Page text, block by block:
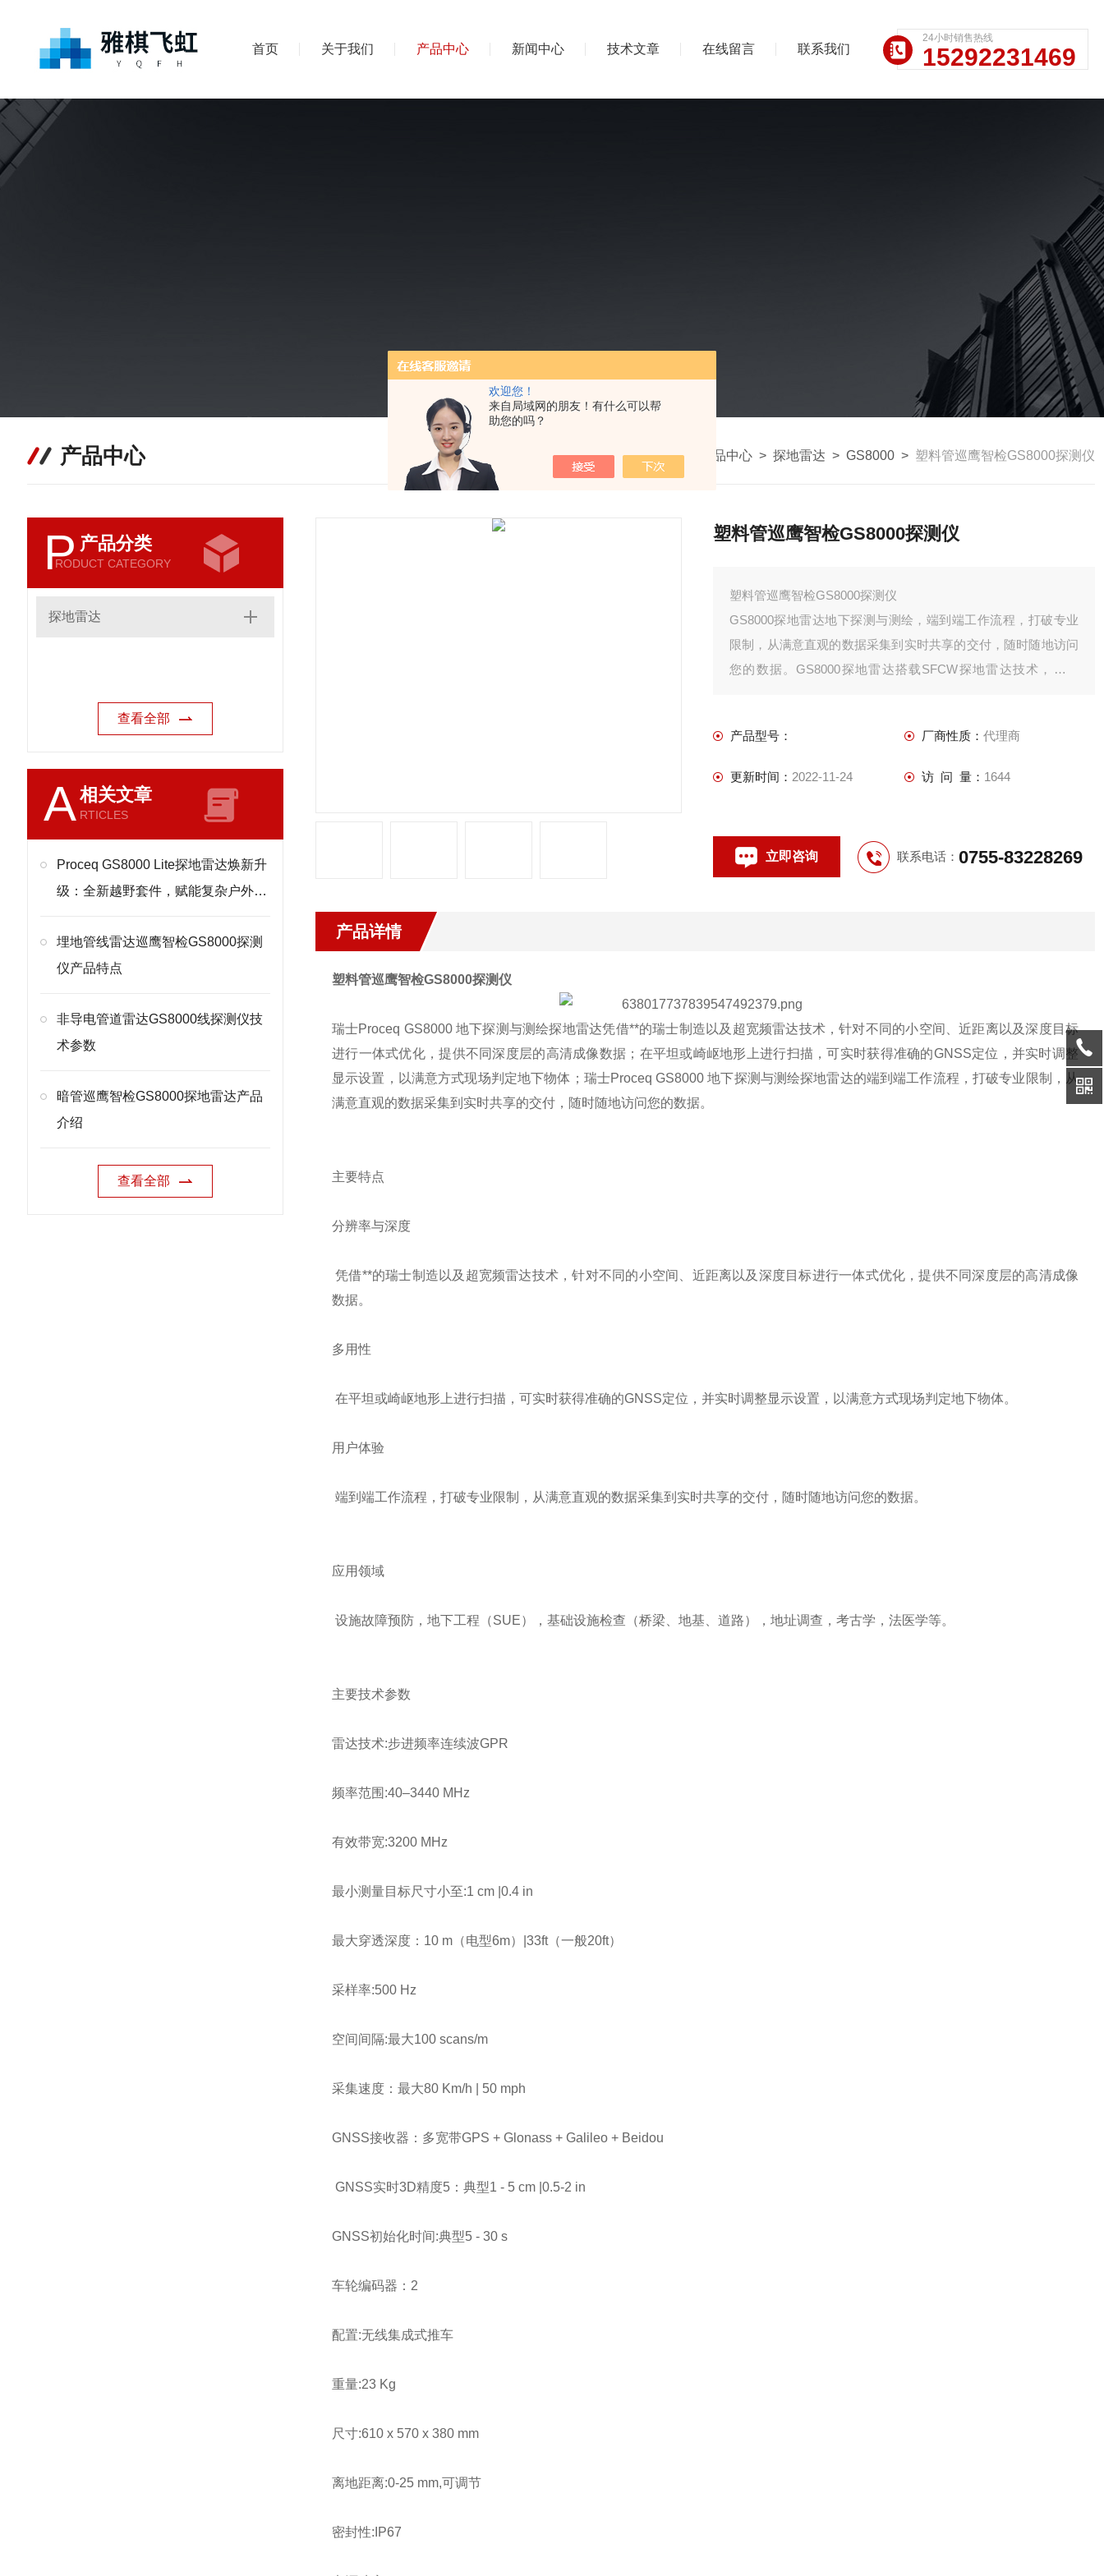
欢迎您！
来自局域网的朋友！有什么可以帮
助您的吗？
首页 关于我们 产品中心 新闻中心 技术文章 在线留言 联系我们
24小时销售热线
15292231469
产品中心 我的位置：首页> 产品中心 > 探地雷达 > GS8000 > 塑料管巡鹰智检GS8000探测仪
P 产品分类
RODUCT CATEGORY
探地雷达
查看全部
A相关文章
RTICLES
Proceq GS8000 Lite探地雷达焕新升
级：全新越野套件，赋能复杂户外地
埋地管线雷达巡鹰智检GS8000探测
仪产品特点
非导电管道雷达GS8000线探测仪技
术参数
暗管巡鹰智检GS8000探地雷达产品
介绍
查看全部
塑料管巡鹰智检GS8000探测仪
塑料管巡鹰智检GS8000探测仪
GS8000探地雷达地下探测与测绘，端到端工作流程，打破专业
限制，从满意直观的数据采集到实时共享的交付，随时随地访问
您的数据。GS8000探地雷达搭载SFCW探地雷达技术，搭载
产品型号： 厂商性质： 代理商
更新时间： 2022-11-24 访 问 量： 1644
立即咨询 联系电话： 0755-83228269
产品详情
塑料管巡鹰智检GS8000探测仪
瑞士Proceq GS8000 地下探测与测绘探地雷达凭借**的瑞士制造以及超宽频雷达技术，针对不同的小空间、近距离以及深度目标
进行一体式优化，提供不同深度层的高清成像数据；在平坦或崎岖地形上进行扫描，可实时获得准确的GNSS定位，并实时调整
显示设置，以满意方式现场判定地下物体；瑞士Proceq GS8000 地下探测与测绘探地雷达的端到端工作流程，打破专业限制，从
满意直观的数据采集到实时共享的交付，随时随地访问您的数据。
主要特点
分辨率与深度
凭借**的瑞士制造以及超宽频雷达技术，针对不同的小空间、近距离以及深度目标进行一体式优化，提供不同深度层的高清成像
数据。
多用性
在平坦或崎岖地形上进行扫描，可实时获得准确的GNSS定位，并实时调整显示设置，以满意方式现场判定地下物体。
用户体验
端到端工作流程，打破专业限制，从满意直观的数据采集到实时共享的交付，随时随地访问您的数据。
应用领域
设施故障预防，地下工程（SUE），基础设施检查（桥梁、地基、道路），地址调查，考古学，法医学等。
主要技术参数
雷达技术:步进频率连续波GPR
频率范围:40–3440 MHz
有效带宽:3200 MHz
最小测量目标尺寸小至:1 cm |0.4 in
最大穿透深度：10 m（电型6m）|33ft（一般20ft）
采样率:500 Hz
空间间隔:最大100 scans/m
采集速度：最大80 Km/h | 50 mph
GNSS接收器：多宽带GPS + Glonass + Galileo + Beidou
GNSS实时3D精度5：典型1 - 5 cm |0.5-2 in
GNSS初始化时间:典型5 - 30 s
车轮编码器：2
配置:无线集成式推车
重量:23 Kg
尺寸:610 x 570 x 380 mm
离地距离:0-25 mm,可调节
密封性:IP67